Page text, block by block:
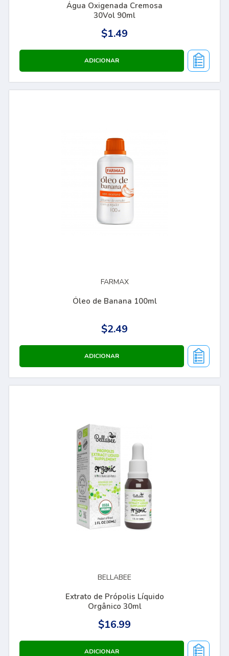
Água Oxigenada Cremosa
30Vol 90ml
$1.49
FARMAX
Óleo de Banana 100ml
$2.49
BELLABEE
Extrato de Própolis Líquido
Orgânico 30ml
$16.99